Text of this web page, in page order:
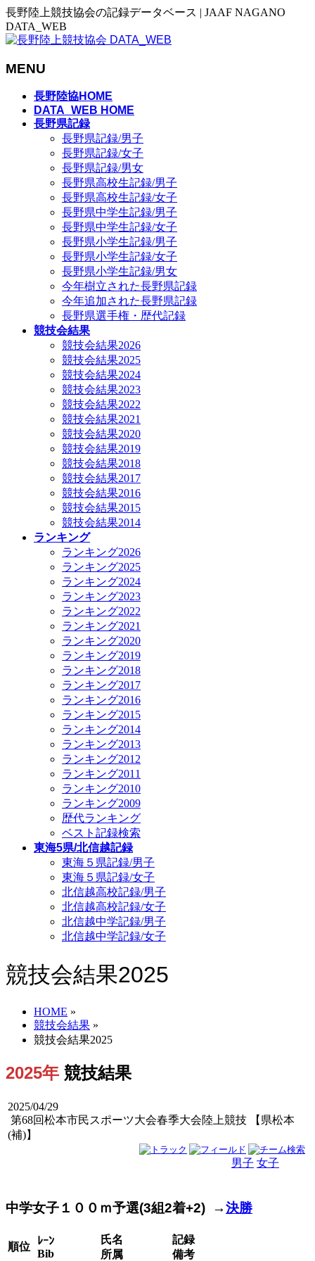
長野陸上競技協会の記録データベース | JAAF NAGANO
DATA_WEB
MENU
長野陸協HOME
DATA_WEB HOME
長野県記録
長野県記録/男子
長野県記録/女子
長野県記録/男女
長野県高校生記録/男子
長野県高校生記録/女子
長野県中学生記録/男子
長野県中学生記録/女子
長野県小学生記録/男子
長野県小学生記録/女子
長野県小学生記録/男女
今年樹立された長野県記録
今年追加された長野県記録
長野県選手権・歴代記録
競技会結果
競技会結果2026
競技会結果2025
競技会結果2024
競技会結果2023
競技会結果2022
競技会結果2021
競技会結果2020
競技会結果2019
競技会結果2018
競技会結果2017
競技会結果2016
競技会結果2015
競技会結果2014
ランキング
ランキング2026
ランキング2025
ランキング2024
ランキング2023
ランキング2022
ランキング2021
ランキング2020
ランキング2019
ランキング2018
ランキング2017
ランキング2016
ランキング2015
ランキング2014
ランキング2013
ランキング2012
ランキング2011
ランキング2010
ランキング2009
歴代ランキング
ベスト記録検索
東海5県/北信越記録
東海５県記録/男子
東海５県記録/女子
北信越高校記録/男子
北信越高校記録/女子
北信越中学記録/男子
北信越中学記録/女子
競技会結果2025
HOME »
競技会結果 »
競技会結果2025
2025年 競技結果
2025/04/29
第68回松本市民スポーツ大会春季大会陸上競技 【県松本
(補)】
男子 女子
中学女子１００ｍ予選(3組2着+2) →決勝
順位
ﾚｰﾝ
Bib
氏名
所属
記録
備考